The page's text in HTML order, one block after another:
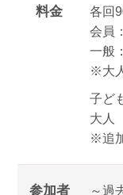
料金
各回
会員
一般
※大
子ど
大人
※追
参加者
～過